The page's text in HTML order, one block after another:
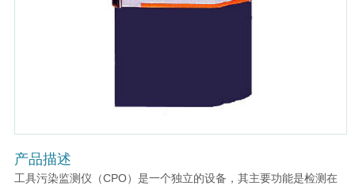
产品描述
工具污染监测仪（CPO）是一个独立的设备，其主要功能是检测在